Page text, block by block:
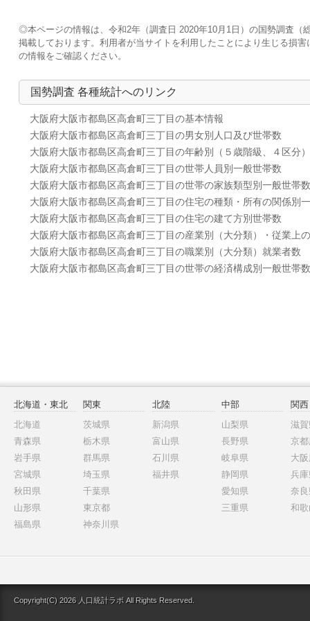
◎本ページの情報は、令和2年（調査日 2020年10月1日）の国勢調査（
掲載しております。利用者が当サイトを利用したことにより生じる損
の情報をご確認ください。
国勢調査 各種統計へのリンク
大阪府大阪市都島区高倉町三丁目の基本情報
大阪府大阪市都島区高倉町三丁目の男女別人口及び世帯数
大阪府大阪市都島区高倉町三丁目の年齢別（５歳階級、４区分
大阪府大阪市都島区高倉町三丁目の世帯人員別一般世帯数
大阪府大阪市都島区高倉町三丁目の世帯の家族類型別一般世帯数
大阪府大阪市都島区高倉町三丁目の住宅の種類・所有の関係別
大阪府大阪市都島区高倉町三丁目の住宅の建て方別世帯数
大阪府大阪市都島区高倉町三丁目の産業別（大分類）・従業上
大阪府大阪市都島区高倉町三丁目の職業別（大分類）就業者数
大阪府大阪市都島区高倉町三丁目の世帯の経済構成別一般世帯数
北海道・東北
北海道
青森県
岩手県
宮城県
秋田県
山形県
福島県
関東
茨城県
栃木県
群馬県
埼玉県
千葉県
東京都
神奈川県
北陸
新潟県
富山県
石川県
福井県
中部
山梨県
長野県
岐阜県
静岡県
愛知県
三重県
関西
滋賀
京
大
兵庫
奈良
和
Copyright(C) 2026 人口統計ラボ All Rights Reserved.